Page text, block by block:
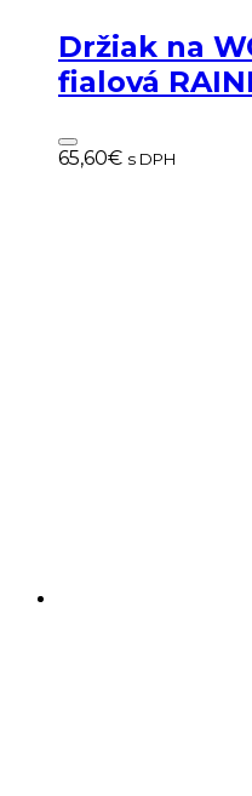
Držiak na
fialová
65,60€ s DPH